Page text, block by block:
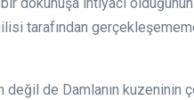
tarafından
değil de Damlanın kuzeninin